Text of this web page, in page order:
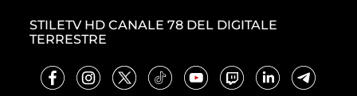
STILETV HD CANALE 78 DEL DIGITALE
TERRESTRE